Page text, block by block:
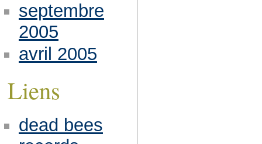
septembre
2005
avril 2005
Liens
dead bees